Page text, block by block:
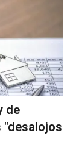
de
"desalojos